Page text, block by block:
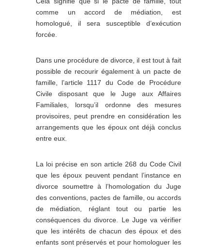
comme un accord de médiation, est
homologué, il sera susceptible d’exécution
forcée.
Dans une procédure de divorce, il est tout à fait
possible de recourir également à un pacte de
famille, l’article 1117 du Code de Procédure
Civile disposant que le Juge aux Affaires
Familiales, lorsqu’il ordonne des mesures
provisoires, peut prendre en considération les
arrangements que les époux ont déjà conclus
entre eux.
La loi précise en son article 268 du Code Civil
que les époux peuvent pendant l’instance en
divorce soumettre à l’homologation du Juge
des conventions, pactes de famille, ou accords
de médiation, réglant tout ou partie les
conséquences du divorce. Le Juge va vérifier
que les intérêts de chacun des époux et des
enfants sont préservés et pour homologuer les